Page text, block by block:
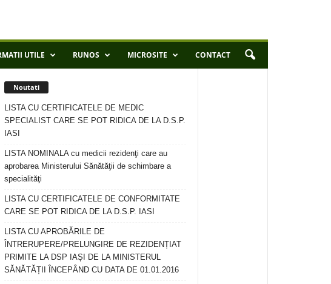
UTILE RUNOS MICROSITE CONTACT
Noutati
LISTA CU CERTIFICATELE DE MEDIC
SPECIALIST CARE SE POT RIDICA DE LA D.S.P.
IASI
LISTA NOMINALA cu medicii rezidenţi care au
aprobarea Ministerului Sănătăţii de schimbare a
specialităţi
LISTA CU CERTIFICATELE DE CONFORMITATE
CARE SE POT RIDICA DE LA D.S.P. IASI
LISTA CU APROBĂRILE DE
ÎNTRERUPERE/PRELUNGIRE DE REZIDENȚIAT
PRIMITE LA DSP IAȘI DE LA MINISTERUL
SĂNĂTĂȚII ÎNCEPÂND CU DATA DE 01.01.2016